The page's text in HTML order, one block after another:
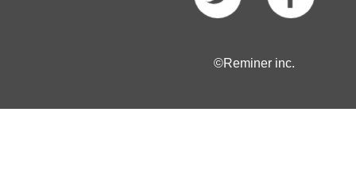
©Reminer inc.